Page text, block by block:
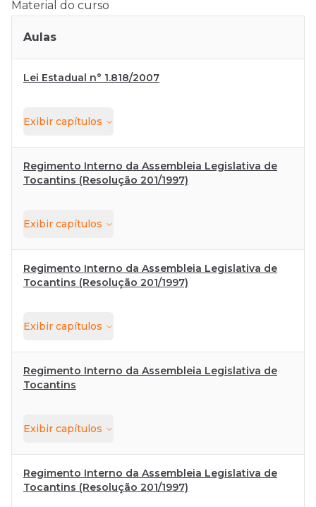
Material do curso
Aulas
Lei Estadual n° 1.818/2007
Exibir capítulos
Regimento Interno da Assembleia Legislativa de
Tocantins (Resolução 201/1997)
Exibir capítulos
Regimento Interno da Assembleia Legislativa de
Tocantins (Resolução 201/1997)
Exibir capítulos
Regimento Interno da Assembleia Legislativa de
Tocantins
Exibir capítulos
Regimento Interno da Assembleia Legislativa de
Tocantins (Resolução 201/1997)